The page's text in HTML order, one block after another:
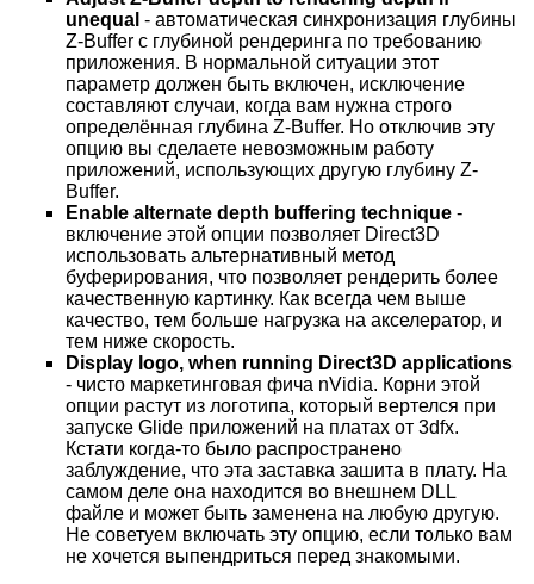
unequal - автоматическая синхронизация глубины
Z-Buffer с глубиной рендеринга по требованию
приложения. В нормальной ситуации этот
параметр должен быть включен, исключение
составляют случаи, когда вам нужна строго
определённая глубина Z-Buffer. Но отключив эту
опцию вы сделаете невозможным работу
приложений, использующих другую глубину Z-
Buffer.
Enable alternate depth buffering technique -
включение этой опции позволяет Direct3D
использовать альтернативный метод
буферирования, что позволяет рендерить более
качественную картинку. Как всегда чем выше
качество, тем больше нагрузка на акселератор, и
тем ниже скорость.
Display logo, when running Direct3D applications
- чисто маркетинговая фича nVidia. Корни этой
опции растут из логотипа, который вертелся при
запуске Glide приложений на платах от 3dfx.
Кстати когда-то было распространено
заблуждение, что эта заставка зашита в плату. На
самом деле она находится во внешнем DLL
файле и может быть заменена на любую другую.
Не советуем включать эту опцию, если только вам
не хочется выпендриться перед знакомыми.